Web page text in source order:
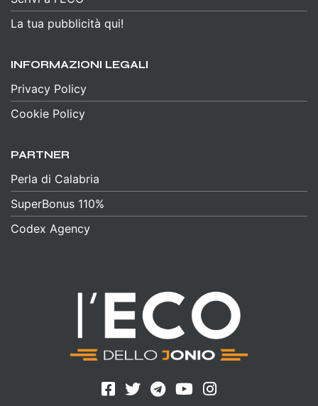
La tua pubblicità qui!
INFORMAZIONI LEGALI
Privacy Policy
Cookie Policy
PARTNER
Perla di Calabria
SuperBonus 110%
Codex Agency